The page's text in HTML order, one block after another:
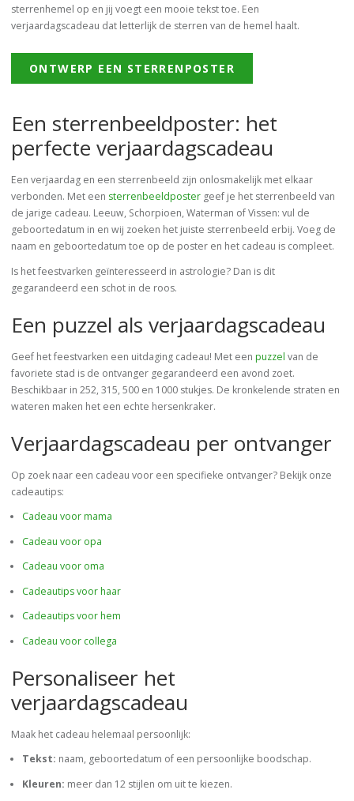
sterrenhemel op en jij voegt een mooie tekst toe. Een
verjaardagscadeau dat letterlijk de sterren van de hemel haalt.
ONTWERP EEN STERRENPOSTER
Een sterrenbeeldposter: het
perfecte verjaardagscadeau
Een verjaardag en een sterrenbeeld zijn onlosmakelijk met elkaar
verbonden. Met een sterrenbeeldposter geef je het sterrenbeeld van
de jarige cadeau. Leeuw, Schorpioen, Waterman of Vissen: vul de
geboortedatum in en wij zoeken het juiste sterrenbeeld erbij. Voeg de
naam en geboortedatum toe op de poster en het cadeau is compleet.
Is het feestvarken geïnteresseerd in astrologie? Dan is dit
gegarandeerd een schot in de roos.
Een puzzel als verjaardagscadeau
Geef het feestvarken een uitdaging cadeau! Met een puzzel van de
favoriete stad is de ontvanger gegarandeerd een avond zoet.
Beschikbaar in 252, 315, 500 en 1000 stukjes. De kronkelende straten en
wateren maken het een echte hersenkraker.
Verjaardagscadeau per ontvanger
Op zoek naar een cadeau voor een specifieke ontvanger? Bekijk onze
cadeautips:
Cadeau voor mama
Cadeau voor opa
Cadeau voor oma
Cadeautips voor haar
Cadeautips voor hem
Cadeau voor collega
Personaliseer het
verjaardagscadeau
Maak het cadeau helemaal persoonlijk:
Tekst: naam, geboortedatum of een persoonlijke boodschap.
Kleuren: meer dan 12 stijlen om uit te kiezen.